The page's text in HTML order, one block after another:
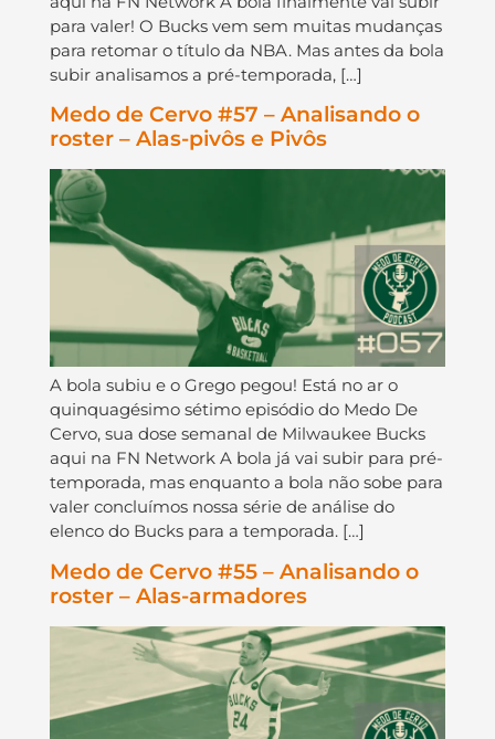
para valer! O Bucks vem sem muitas mudanças
para retomar o título da NBA. Mas antes da bola
subir analisamos a pré-temporada, […]
Medo de Cervo #57 – Analisando o
roster – Alas-pivôs e Pivôs
A bola subiu e o Grego pegou! Está no ar o
quinquagésimo sétimo episódio do Medo De
Cervo, sua dose semanal de Milwaukee Bucks
aqui na FN Network A bola já vai subir para pré-
temporada, mas enquanto a bola não sobe para
valer concluímos nossa série de análise do
elenco do Bucks para a temporada. […]
Medo de Cervo #55 – Analisando o
roster – Alas-armadores